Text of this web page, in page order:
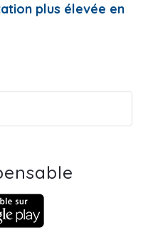
plus élevée en